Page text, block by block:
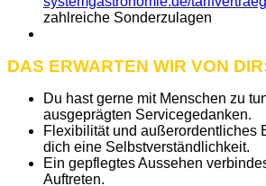
zahlreiche Sonderzulagen
DAS ERWARTEN WIR VON
Du hast gerne mit Menschen zu
ausgeprägten Servicegedanken.
Flexibilität und außerordentliches
dich eine Selbstverständlichkeit.
Ein gepflegtes Aussehen
Auftreten.